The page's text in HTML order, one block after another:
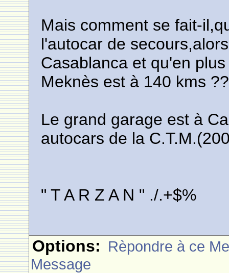
Mais comment se fait-
l'autocar de
Casablanca et qu'en
Meknès est à 140 kms
Le grand garage est à
autocars de la
" T A R Z A N " ./.+$%
Options: Rèpondre à ce
Message